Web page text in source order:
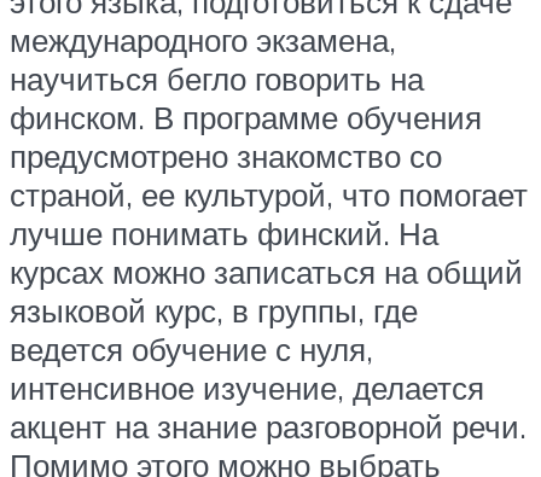
международного экзамена,
научиться бегло говорить на
финском. В программе обучения
предусмотрено знакомство со
страной, ее культурой, что помогает
лучше понимать финский. На
курсах можно записаться на общий
языковой курс, в группы, где
ведется обучение с нуля,
интенсивное изучение, делается
акцент на знание разговорной речи.
Помимо этого можно выбрать